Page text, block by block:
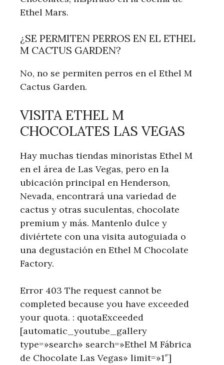
Ethel Mars.
¿SE PERMITEN PERROS EN EL ETHEL
M CACTUS GARDEN?
No, no se permiten perros en el Ethel M
Cactus Garden.
VISITA ETHEL M
CHOCOLATES LAS VEGAS
Hay muchas tiendas minoristas Ethel M
en el área de Las Vegas, pero en la
ubicación principal en Henderson,
Nevada, encontrará una variedad de
cactus y otras suculentas, chocolate
premium y más. Mantenlo dulce y
diviértete con una visita autoguiada o
una degustación en Ethel M Chocolate
Factory.
Error 403 The request cannot be
completed because you have exceeded
your quota. : quotaExceeded
[automatic_youtube_gallery
type=»search» search=»Ethel M Fábrica
de Chocolate Las Vegas» limit=»1″]